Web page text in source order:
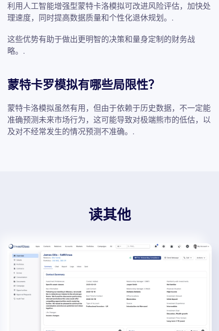
利用人工智能增强型蒙特卡洛模拟可改进风险评估，加快处
理速度，同时提高数据质量和个性化退休规划。.
这些优势有助于做出更明智的决策和量身定制的财务战
略。.
蒙特卡罗模拟有哪些局限性？
蒙特卡洛模拟虽然有用，但由于依赖于历史数据，不一定能
准确预测未来市场行为，这可能导致对极端熊市的低估，以
及对不经常发生的情况预测不准确。.
读其他